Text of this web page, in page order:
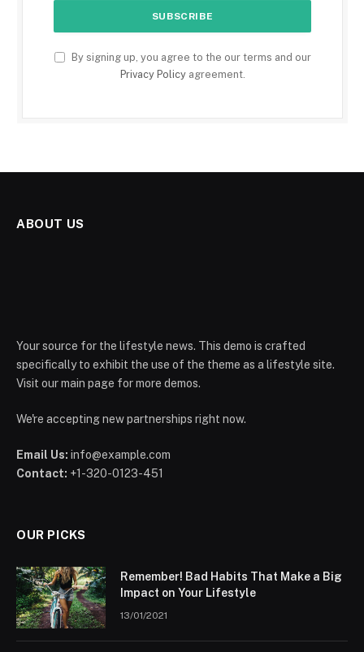
By signing up, you agree to the our terms and our
Privacy Policyagreement.
ABOUT US
Your source for the lifestyle news. This demo is crafted
specifically to exhibit the use of the theme as a lifestyle site.
Visit our main page for more demos.
We're accepting new partnerships right now.
Email Us: info@example.com
Contact: +1-320-0123-451
OUR PICKS
Remember! Bad Habits That Make a Big
Impact on Your Lifestyle
13/01/2021